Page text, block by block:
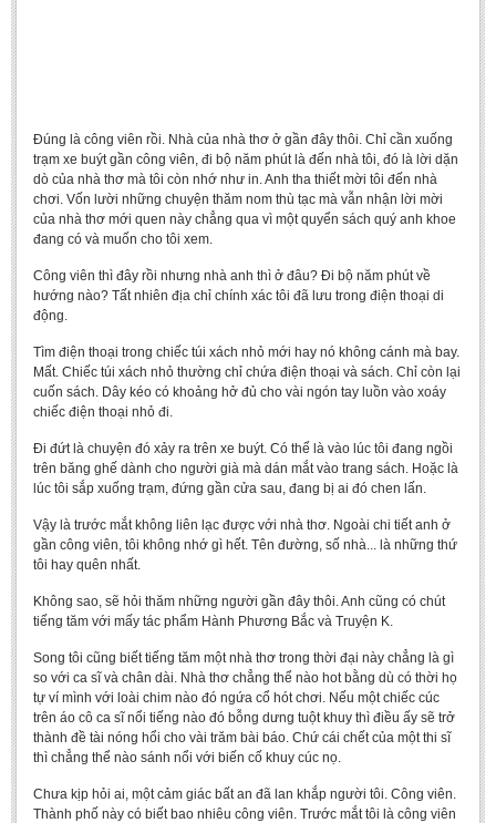
RESEARCH
Sinology & Nom
Linguistics
Literary Theory & Criticism
Vietnamese Literature
Foreign Literatures & Comparative Literature
Theater and Film
Education
BA, MA, PhD. Theses
CONFERENCE
Modernization process in Japanese literature and in the literatures of
Studies on Sinology & Nom
Vietnamese and Japanese Literature Viewed from an East Asian
Perspective
To Build a Standard Orthography in Schools and the Media
80 Years of New Poetry and the Self-Reliant Literary Group
Đúng là công viên rồi. Nhà của nhà thơ ở gần đây thôi. Chỉ cần xuống
trạm xe buýt gần công viên, đi bộ năm phút là đến nhà tôi, đó là lời dặn
dò của nhà thơ mà tôi còn nhớ như in. Anh tha thiết mời tôi đến nhà
chơi. Vốn lười những chuyện thăm nom thù tạc mà vẫn nhận lời mời
của nhà thơ mới quen này chẳng qua vì một quyển sách quý anh khoe
đang có và muốn cho tôi xem.
Công viên thì đây rồi nhưng nhà anh thì ở đâu? Đi bộ năm phút về
hướng nào? Tất nhiên địa chỉ chính xác tôi đã lưu trong điện thoại di
động.
Tìm điện thoại trong chiếc túi xách nhỏ mới hay nó không cánh mà bay.
Mất. Chiếc túi xách nhỏ thường chỉ chứa điện thoại và sách. Chỉ còn lại
cuốn sách. Dây kéo có khoảng hở đủ cho vài ngón tay luồn vào xoáy
chiếc điện thoại nhỏ đi.
Đi đứt là chuyện đó xảy ra trên xe buýt. Có thể là vào lúc tôi đang ngồi
trên băng ghế dành cho người già mà dán mắt vào trang sách. Hoặc là
lúc tôi sắp xuống trạm, đứng gần cửa sau, đang bị ai đó chen lấn.
Vậy là trước mắt không liên lạc được với nhà thơ. Ngoài chi tiết anh ở
gần công viên, tôi không nhớ gì hết. Tên đường, số nhà... là những thứ
tôi hay quên nhất.
Không sao, sẽ hỏi thăm những người gần đây thôi. Anh cũng có chút
tiếng tăm với mấy tác phẩm Hành Phương Bắc và Truyện K.
Song tôi cũng biết tiếng tăm một nhà thơ trong thời đại này chẳng là gì
so với ca sĩ và chân dài. Nhà thơ chẳng thể nào hot bằng dù có thời họ
tự ví mình với loài chim nào đó ngứa cổ hót chơi. Nếu một chiếc cúc
trên áo cô ca sĩ nổi tiếng nào đó bỗng dưng tuột khuy thì điều ấy sẽ trở
thành đề tài nóng hổi cho vài trăm bài báo. Chứ cái chết của một thi sĩ
thì chẳng thể nào sánh nổi với biến cố khuy cúc nọ.
Chưa kịp hỏi ai, một cảm giác bất an đã lan khắp người tôi. Công viên.
Thành phố này có biết bao nhiêu công viên. Trước mắt tôi là công viên